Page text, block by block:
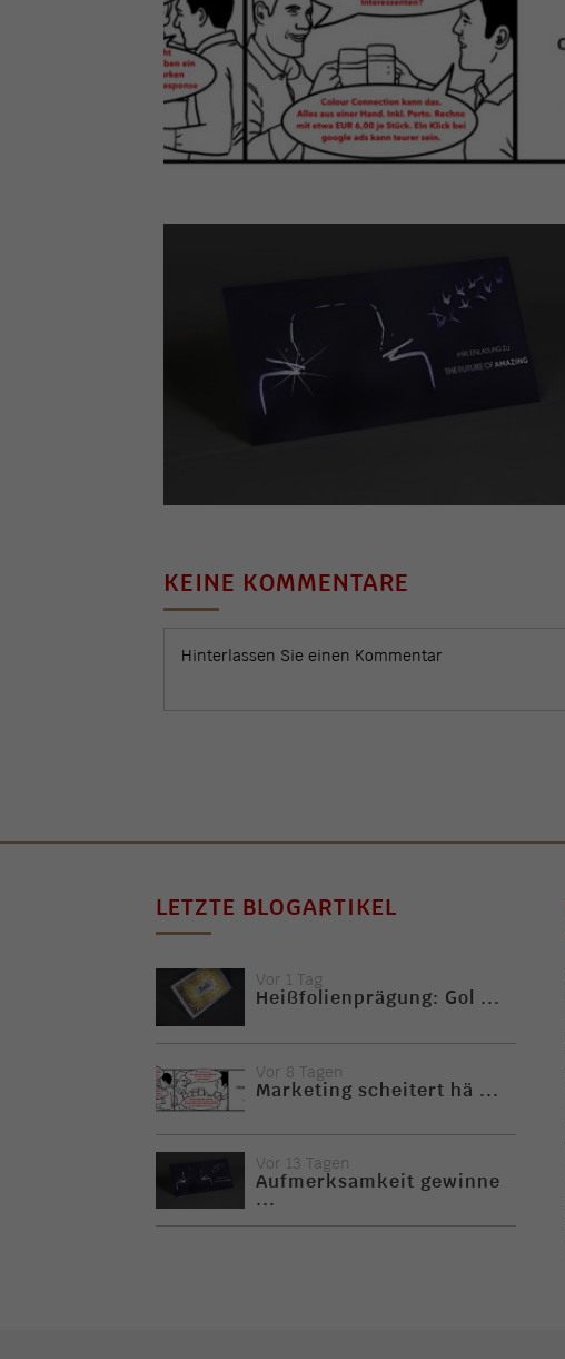
KEINE KOMMENTARE
LETZTE BLOGARTIKEL
Vor 1 Tag
Heißfolienprägung: Gol ...
Vor 8 Tagen
Marketing scheitert hä ...
Vor 13 Tagen
Aufmerksamkeit gewinne
...